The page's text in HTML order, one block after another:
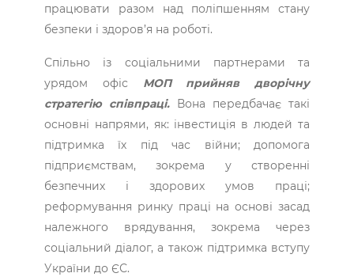
працювати разом над поліпшенням стану
безпеки і здоров’я на роботі.
Спільно із соціальними партнерами та
урядом офіс МОП прийняв дворічну
стратегію співпраці.Вона передбачає такі
основні напрями, як: інвестиція в людей та
підтримка їх під час війни; допомога
підприємствам, зокрема у створенні
безпечних і здорових умов праці;
реформування ринку праці на основі засад
належного врядування, зокрема через
соціальний діалог, а також підтримка вступу
України до ЄС.